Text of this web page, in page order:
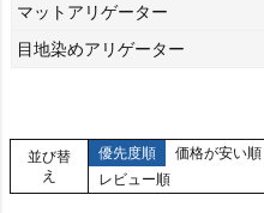
マットアリゲーター
目地染めアリゲーター
並び替
え
優先度順 価格が安い順
レビュー順